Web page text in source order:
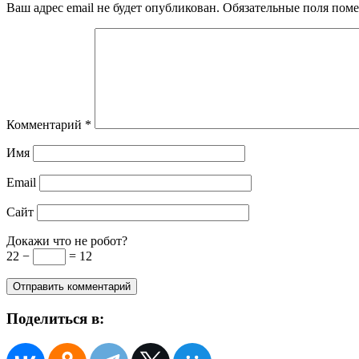
Ваш адрес email не будет опубликован. Обязательные поля
Комментарий *
Имя
Email
Сайт
Докажи что не робот?
22 −
= 12
Поделиться в: